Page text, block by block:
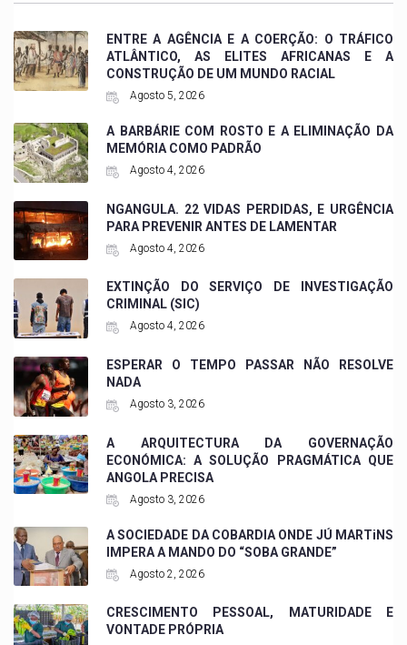
ENTRE A AGÊNCIA E A COERÇÃO: O TRÁFICO
ATLÂNTICO, AS ELITES AFRICANAS E A
CONSTRUÇÃO DE UM MUNDO RACIAL
Agosto 5, 2026
A BARBÁRIE COM ROSTO E A ELIMINAÇÃO DA
MEMÓRIA COMO PADRÃO
Agosto 4, 2026
NGANGULA. 22 VIDAS PERDIDAS, E URGÊNCIA
PARA PREVENIR ANTES DE LAMENTAR
Agosto 4, 2026
EXTINÇÃO DO SERVIÇO DE INVESTIGAÇÃO
CRIMINAL (SIC)
Agosto 4, 2026
ESPERAR O TEMPO PASSAR NÃO RESOLVE
NADA
Agosto 3, 2026
A ARQUITECTURA DA GOVERNAÇÃO
ECONÓMICA: A SOLUÇÃO PRAGMÁTICA QUE
ANGOLA PRECISA
Agosto 3, 2026
A SOCIEDADE DA COBARDIA ONDE JÚ MARTiNS
IMPERA A MANDO DO “SOBA GRANDE”
Agosto 2, 2026
CRESCIMENTO PESSOAL, MATURIDADE E
VONTADE PRÓPRIA